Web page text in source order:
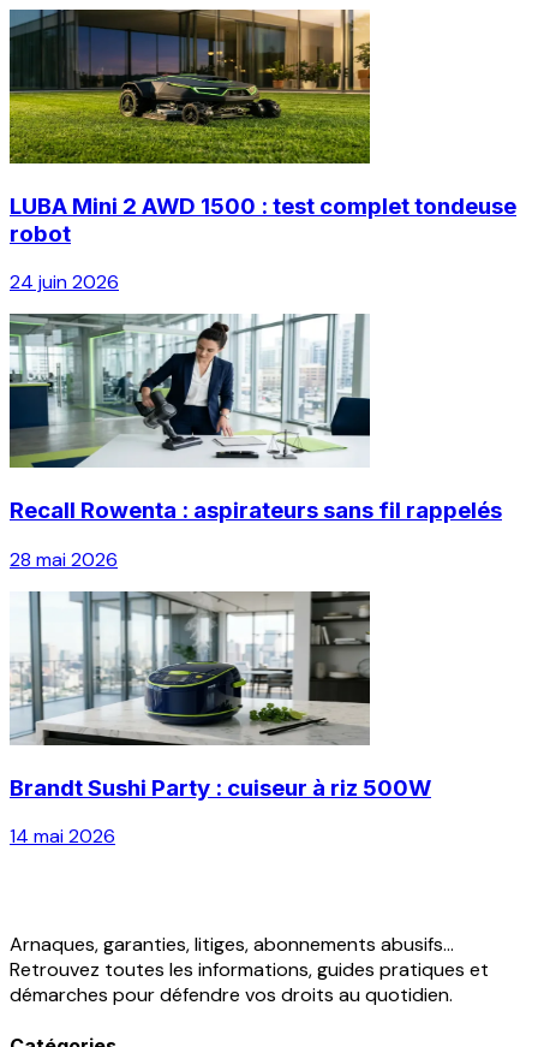
LUBA Mini 2 AWD 1500 : test complet tondeuse
robot
24 juin 2026
Recall Rowenta : aspirateurs sans fil rappelés
28 mai 2026
Brandt Sushi Party : cuiseur à riz 500W
14 mai 2026
Arnaques, garanties, litiges, abonnements abusifs...
Retrouvez toutes les informations, guides pratiques et
démarches pour défendre vos droits au quotidien.